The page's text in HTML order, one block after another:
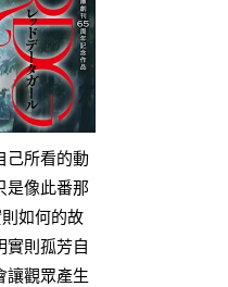
己所看的動
是像此番那
如何的故
實則孤芳自
讓觀眾產生